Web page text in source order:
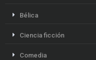
Bélica
Ciencia ficción
Comedia